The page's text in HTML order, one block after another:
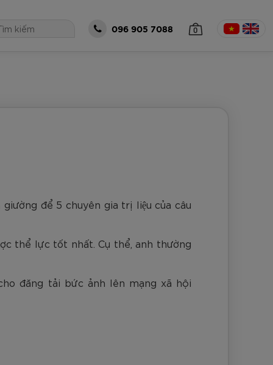
Zocker
Zocker
Zocker
Cam
size 5 Zocker
Môn Zocker
096 905 7088 0
để 5 chuyên gia trị liệu của câu
thể lực tốt nhất. Cụ thể, anh thường
đăng tải bức ảnh lên mạng xã hội